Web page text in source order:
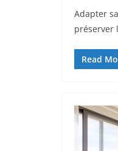
Adapter
préserver
Read